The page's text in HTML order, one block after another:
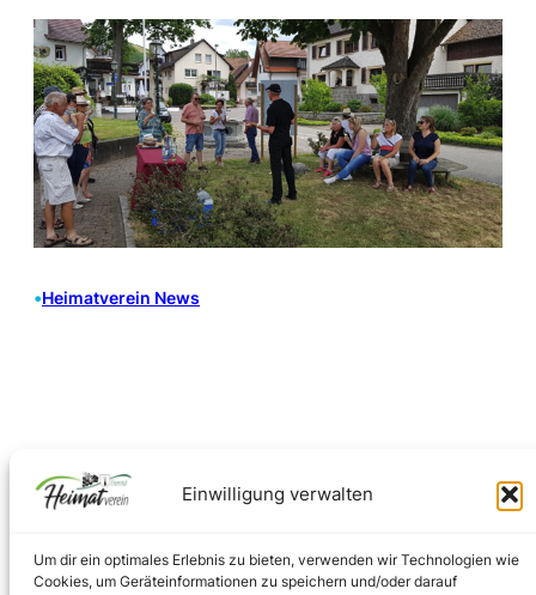
Einwilligung verwalten
Um dir ein optimales Erlebnis zu bieten, verwenden wir Technologien wie
Cookies, um Geräteinformationen zu speichern und/oder darauf
•Heimatverein News